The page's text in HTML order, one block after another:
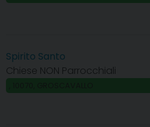
Spirito Santo
Chiese NON Parrocchiali